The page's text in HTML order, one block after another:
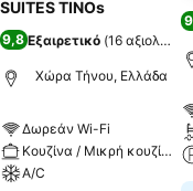
SUITES TINOs
9,8 Εξαιρετικό (16
Χώρα Τήνου, Ελλάδα
Δωρεάν Wi-Fi
Κουζίνα / Μικρή κουζίνα
A/C